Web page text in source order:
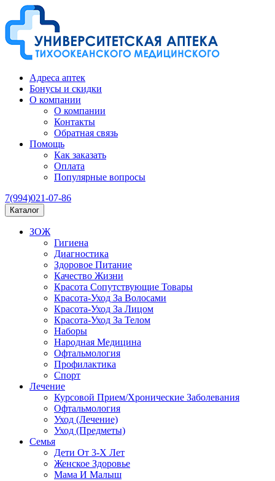
Адреса аптек
Бонусы и скидки
О компании
О компании
Контакты
Обратная связь
Помощь
Как заказать
Оплата
Популярные вопросы
7(994)021-07-86
Каталог
ЗОЖ
Гигиена
Диагностика
Здоровое Питание
Качество Жизни
Красота Сопутствующие Товары
Красота-Уход За Волосами
Красота-Уход За Лицом
Красота-Уход За Телом
Наборы
Народная Медицина
Офтальмология
Профилактика
Спорт
Лечение
Курсовой Прием/Хронические Заболевания
Офтальмология
Уход (Лечение)
Уход (Предметы)
Семья
Дети От 3-Х Лет
Женское Здоровье
Мама И Малыш